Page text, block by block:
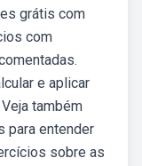
grátis com
com
e aplicar
também
para entender
sobre as